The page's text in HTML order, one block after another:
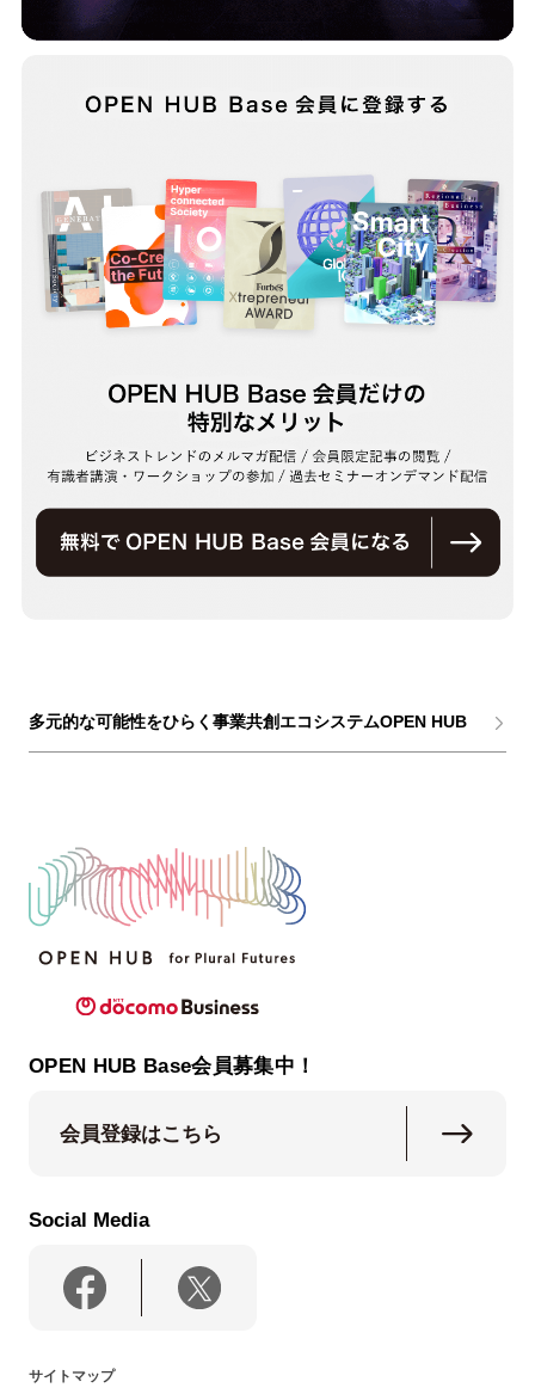
多元的な可能性をひらく事業共創エコシステムOPEN HUB
OPEN HUB Base会員募集中！
会員登録はこちら
Social Media
サイトマップ